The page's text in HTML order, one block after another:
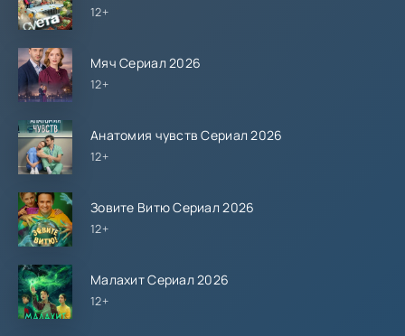
12+
Мяч Сериал 2026
12+
Анатомия чувств Сериал 2026
12+
Зовите Витю Сериал 2026
12+
Малахит Сериал 2026
12+